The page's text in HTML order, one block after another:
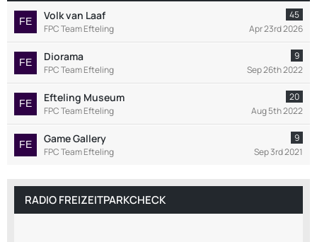
Volk van Laaf
45
FPC Team Efteling
Apr 23rd 2026
Diorama
9
FPC Team Efteling
Sep 26th 2022
Efteling Museum
20
FPC Team Efteling
Aug 5th 2022
Game Gallery
9
FPC Team Efteling
Sep 3rd 2021
RADIO FREIZEITPARKCHECK